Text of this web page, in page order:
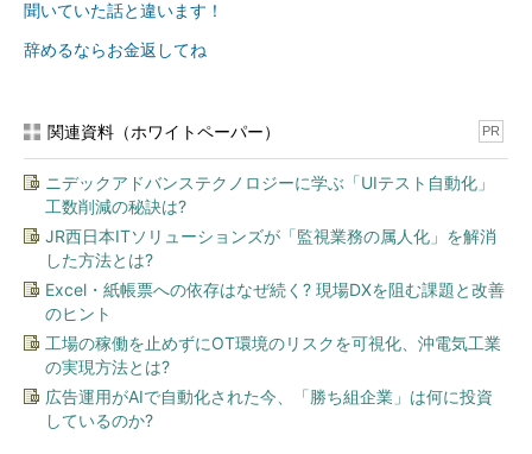
聞いていた話と違います！
辞めるならお金返してね
関連資料（ホワイトペーパー） PR
ニデックアドバンステクノロジーに学ぶ「UIテスト自動化」
工数削減の秘訣は?
JR西日本ITソリューションズが「監視業務の属人化」を解消
した方法とは?
Excel・紙帳票への依存はなぜ続く? 現場DXを阻む課題と改善
のヒント
工場の稼働を止めずにOT環境のリスクを可視化、沖電気工業
の実現方法とは?
広告運用がAIで自動化された今、「勝ち組企業」は何に投資
しているのか?